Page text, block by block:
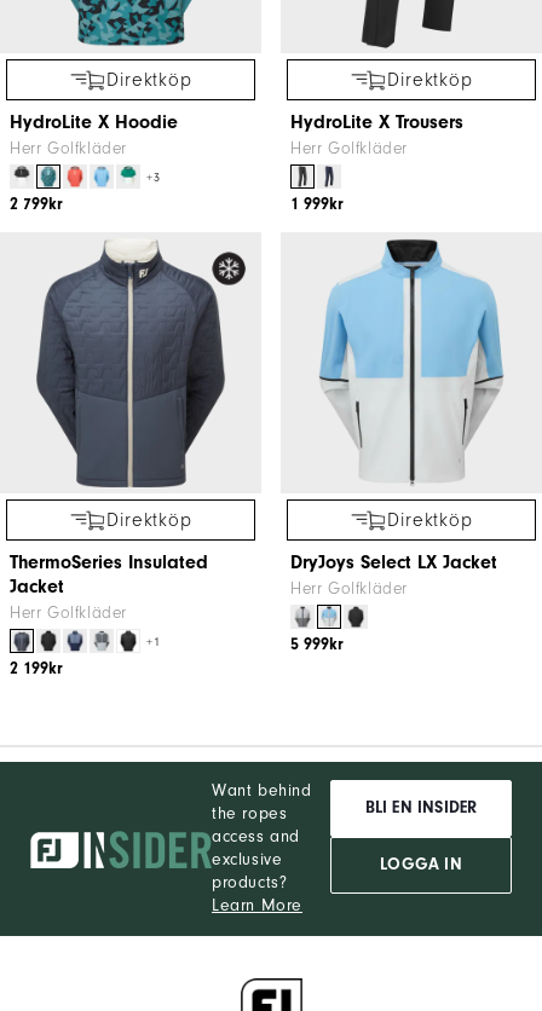
Direktköp
HydroLite X Hoodie
Herr Golfkläder
+3
2 799kr
Direktköp
HydroLite X Trousers
Herr Golfkläder
1 999kr
Direktköp
ThermoSeries Insulated
Jacket
Herr Golfkläder
+1
2 199kr
Direktköp
DryJoys Select LX Jacket
Herr Golfkläder
5 999kr
Want behind
the ropes
access and
exclusive
products?
Learn More
BLI EN INSIDER
LOGGA IN